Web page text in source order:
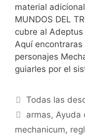
material
MUNDOS DEL
cubre al
Aquí
personajes
guiarles por el
Categorías
Todas las
Etiquetas
armas,Ayuda
mechanicum,